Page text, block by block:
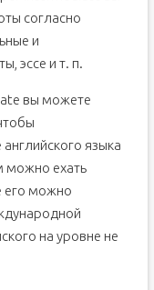
согласно
и
эссе и т. п.
вы можете
языка
можно ехать
его можно
на уровне не